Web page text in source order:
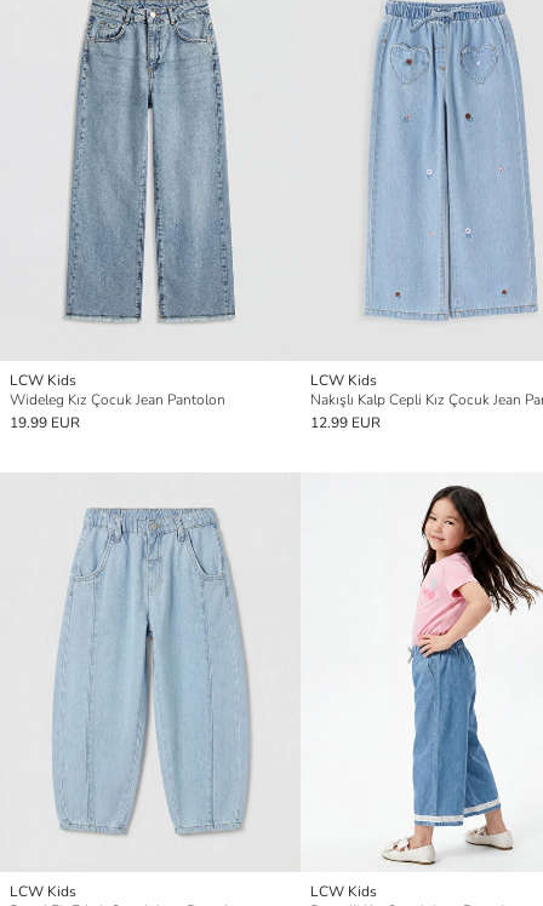
LCW Kids
Wideleg Kız Çocuk Jean Pantolon
19.99 EUR
LCW Kids
Nakışlı Kalp Cepli Kız Çocuk Jean
12.99 EUR
LCW Kids
LCW Kids